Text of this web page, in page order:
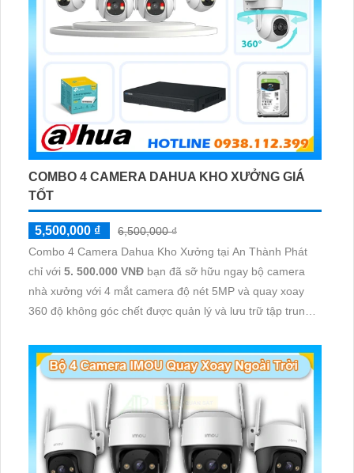
COMBO 4 CAMERA DAHUA KHO XƯỞNG GIÁ
TỐT
5,500,000 ₫
6,500,000 ₫
Combo 4 Camera Dahua Kho Xưởng tại An Thành Phát
chỉ với 5. 500.000 VNĐ bạn đã sỡ hữu ngay bộ camera
nhà xưởng với 4 mắt camera độ nét 5MP và quay xoay
360 độ không góc chết được quản lý và lưu trữ tập trung